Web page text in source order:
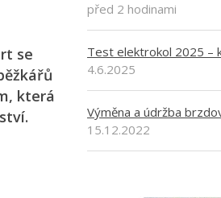
se
která
před 2 hodinami
Test elektrokol 2025 –
4.6.2025
Výměna a údržba
15.12.2022